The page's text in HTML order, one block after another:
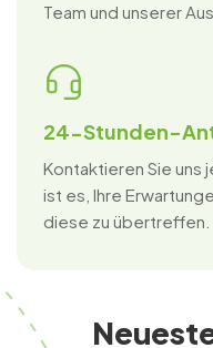
Team und unserer
24-Stunden-
Kontaktieren Sie uns
ist es, Ihre
diese zu übertreffen.